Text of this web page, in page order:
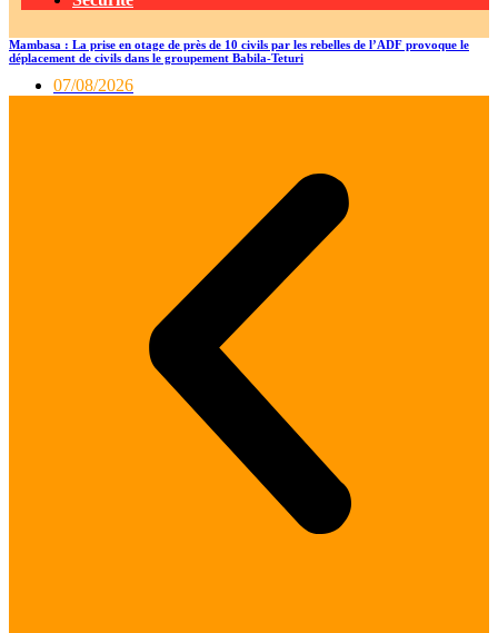
Mambasa : La prise en otage de près de 10 civils par les rebelles de l’ADF provoque le
déplacement de civils dans le groupement Babila-Teturi
07/08/2026